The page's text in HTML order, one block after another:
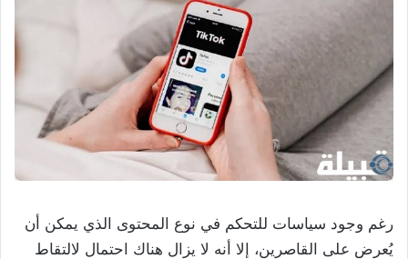
رغم وجود سياسات للتحكم في نوع المحتوى الذي يمكن أن
يُعرض على القاصرين، إلا أنه لا يزال هناك احتمال لالتقاط